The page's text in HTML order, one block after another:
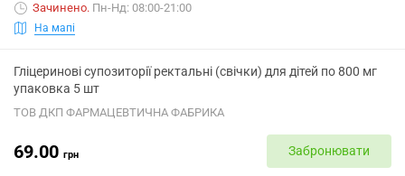
Зачинено. Пн-Нд: 08:00-21:00
На мапі
Гліцеринові супозиторії ректальні (свічки) для дітей по 800 мг
упаковка 5 шт
ТОВ ДКП ФАРМАЦЕВТИЧНА ФАБРИКА
69.00 грн Забронювати